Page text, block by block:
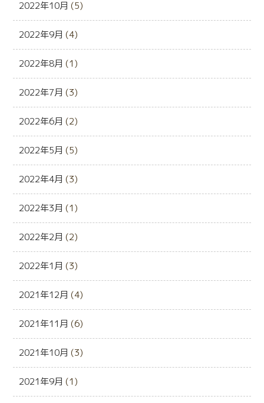
2022年10月 (5)
2022年9月 (4)
2022年8月 (1)
2022年7月 (3)
2022年6月 (2)
2022年5月 (5)
2022年4月 (3)
2022年3月 (1)
2022年2月 (2)
2022年1月 (3)
2021年12月 (4)
2021年11月 (6)
2021年10月 (3)
2021年9月 (1)